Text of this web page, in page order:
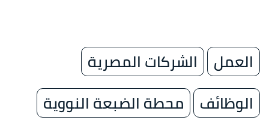
العمل
الشركات المصرية
الوظائف
محطة الضبعة النووية